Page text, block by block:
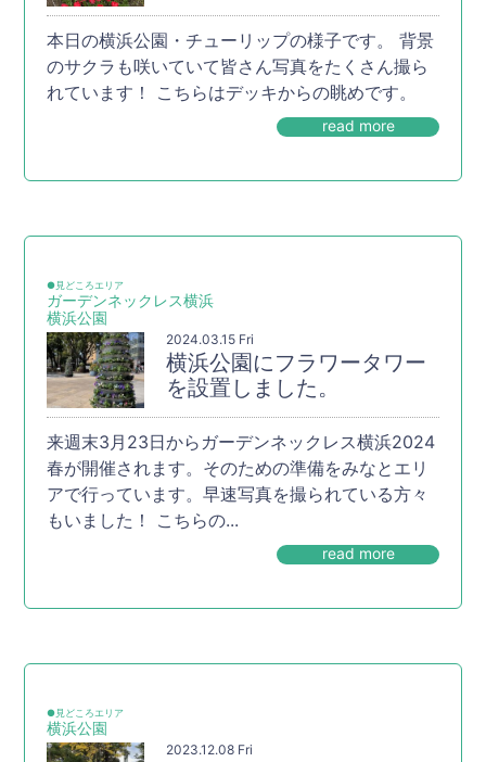
本日の横浜公園・チューリップの様子です。 背景
のサクラも咲いていて皆さん写真をたくさん撮ら
れています！ こちらはデッキからの眺めです。
read more
●見どころエリア
ガーデンネックレス横浜
横浜公園
2024.03.15 Fri
横浜公園にフラワータワー
を設置しました。
来週末3月23日からガーデンネックレス横浜2024
春が開催されます。そのための準備をみなとエリ
アで行っています。早速写真を撮られている方々
もいました！ こちらの...
read more
●見どころエリア
横浜公園
2023.12.08 Fri